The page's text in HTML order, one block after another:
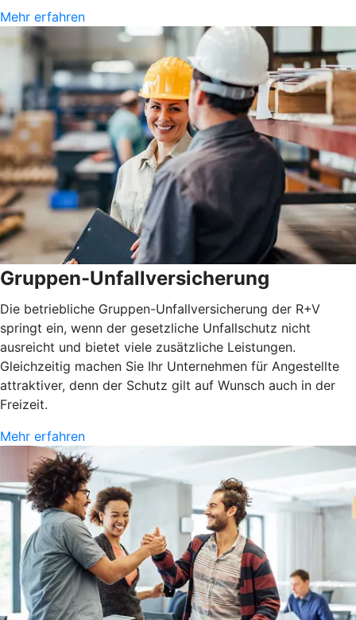
Mehr erfahren
Gruppen-Unfallversicherung
Die betriebliche Gruppen-Unfallversicherung der R+V
springt ein, wenn der gesetzliche Unfallschutz nicht
ausreicht und bietet viele zusätzliche Leistungen.
Gleichzeitig machen Sie Ihr Unternehmen für Angestellte
attraktiver, denn der Schutz gilt auf Wunsch auch in der
Freizeit.
Mehr erfahren